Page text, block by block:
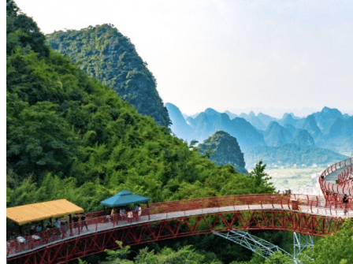
Macao 澳门
Taïwan 台湾
Shenzhen
Sud Ouest
Chongqing 重庆
Guangxi 广西
Guizhou 贵州
Hubei
Sichuan 四川
Tibet 西藏
Yunnan 云南
Circuits
Organisation
Circuits sur mesure
Nos Petits Groupes
Ambiance